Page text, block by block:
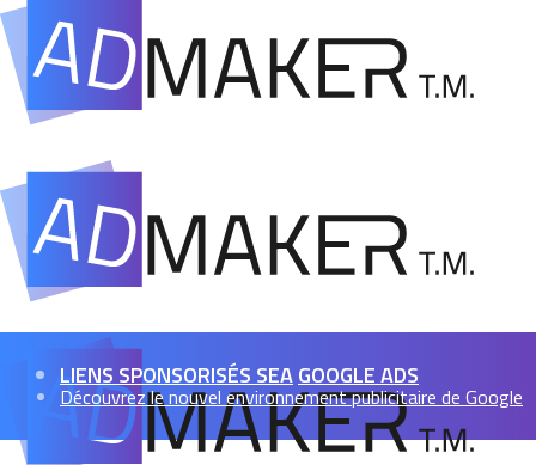
LIENS SPONSORISÉS SEAGOOGLE ADS
Découvrez le nouvel environnement publicitaire de Google